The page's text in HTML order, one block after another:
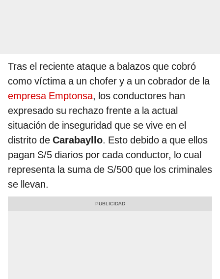
Tras el reciente ataque a balazos que cobró
como víctima a un chofer y a un cobrador de la
empresa Emptonsa, los conductores han
expresado su rechazo frente a la actual
situación de inseguridad que se vive en el
distrito de Carabayllo. Esto debido a que ellos
pagan S/5 diarios por cada conductor, lo cual
representa la suma de S/500 que los criminales
se llevan.